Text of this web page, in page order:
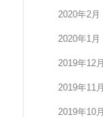
2020年2月
2020年1月
2019年12月
2019年11月
2019年10月